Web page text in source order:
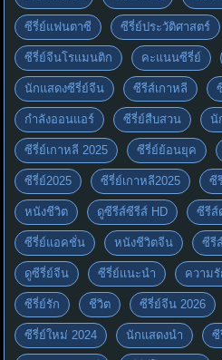
ซีรี่ย์แฟนตาซี ซีรี่ย์ประวัติศาสตร์
ซีรี่ย์จีนโรแมนติก คะแนนซีรี่ย์
นักแสดงซีรี่ย์จีน ซีรีส์เกาหลี
กำลังออนแอร์ ซีรี่ย์สืบสวน นั
ซีรี่ย์เกาหลี 2025 ซีรี่ย์ย้อนยุค
ซีรี่ย์2025 ซีรี่ย์เกาหลี2025 ซี
หนังชีวิต ดูซีรีส์ซีรีส์ HD ซีรีส์
ซีรี่ย์แอคชั่น หนังชีวิตจีน ซีรี
ดูซีรี่ย์จีน ซีรี่ย์แนะนำ ความรั
ซีรี่ย์รัก ชีวิต ซีรี่ย์จีน 2026
ซีรี่ย์ใหม่ 2024 นักแสดงนำ ซี